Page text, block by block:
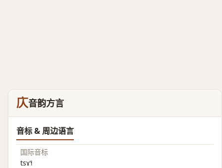
庂音韵方言
音标 & 周边语言
国际音标
tsɤ˥˧